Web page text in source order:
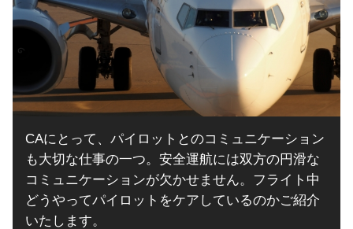
CAにとって、パイロットとのコミュニケーション
も大切な仕事の一つ。安全運航には双方の円滑な
コミュニケーションが欠かせません。フライト中
どうやってパイロットをケアしているのかご紹介
いたします。